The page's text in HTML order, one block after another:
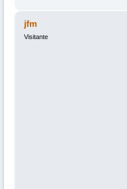
jfm
Visitante